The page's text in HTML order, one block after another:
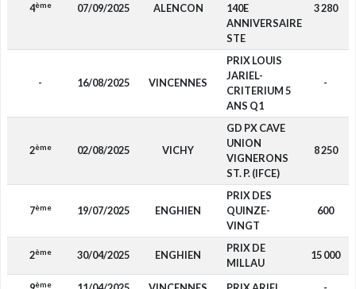
4ème 07/09/2025 ALENCON
140E
ANNIVERSAIRE
STE
3 280
- 16/08/2025 VINCENNES
PRIX LOUIS
JARIEL-
CRITERIUM 5
ANS Q1
-
2ème 02/08/2025 VICHY
GD PX CAVE
UNION
VIGNERONS
ST. P. (IFCE)
8 250
7ème 19/07/2025 ENGHIEN
PRIX DES
QUINZE-
VINGT
600
2ème 30/04/2025 ENGHIEN
PRIX DE
MILLAU
15 000
ème